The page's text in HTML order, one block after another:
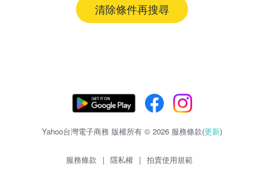
清除條件再搜尋
Yahoo台灣電子商務 版權所有 © 2026 服務條款(更新)
服務條款 | 隱私權 | 拍賣使用規範